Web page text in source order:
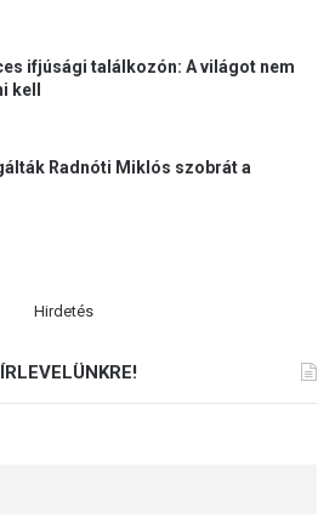
ifjúsági találkozón: A világot nem
kell
Radnóti Miklós szobrát a
Hirdetés